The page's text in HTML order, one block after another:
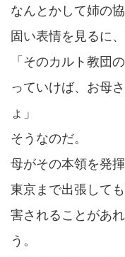
なんとかして姉の
固い表情を見るに
「そのカルト教団
っていけば、お母
ょ」
そうなのだ。
母がその本領を発
東京まで出張して
害されることがあ
う。